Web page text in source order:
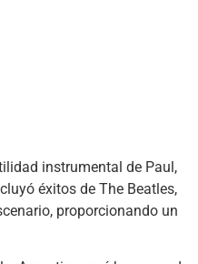
instrumental de Paul,
éxitos de The Beatles,
proporcionando un